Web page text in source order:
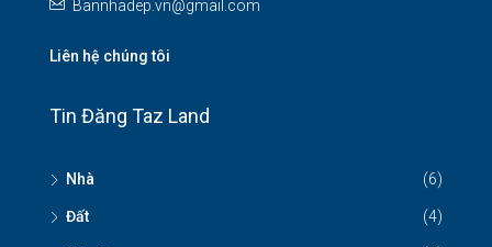
Bannhadep.vn@gmail.com
Liên hệ chúng tôi
Tin Đăng Taz Land
Nhà (6)
Đất (4)